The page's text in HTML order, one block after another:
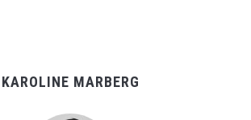
KAROLINE MARBERG